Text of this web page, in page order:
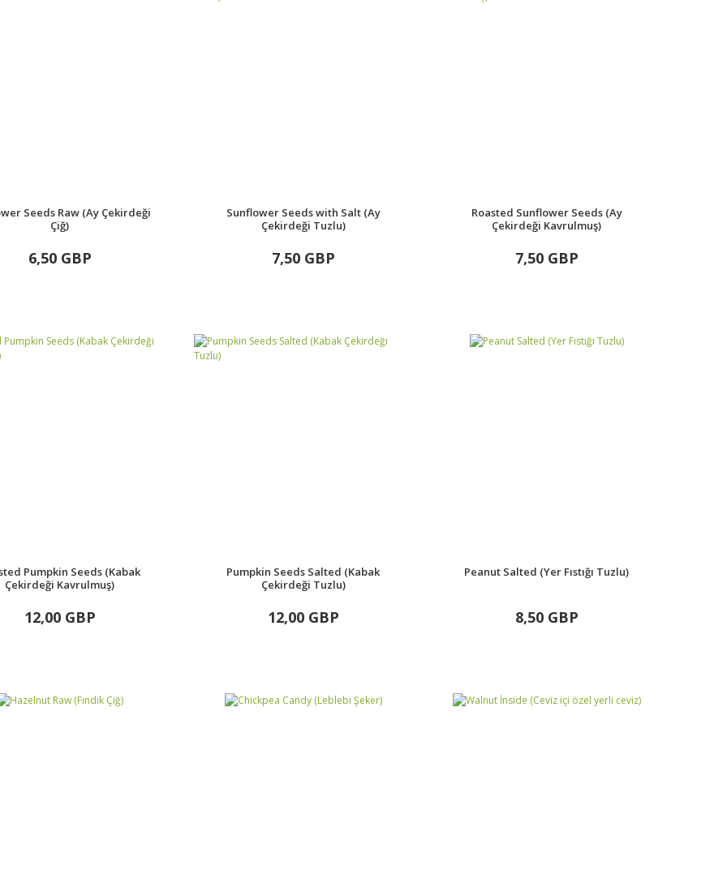
Seeds Raw (Ay Çekirdeği
Çiğ)
6,50 GBP
Sunflower Seeds with Salt (Ay
Çekirdeği Tuzlu)
7,50 GBP
Roasted Sunflower Seeds (Ay
Çekirdeği Kavrulmuş)
7,50 GBP
Pumpkin Seeds (Kabak
Çekirdeği Kavrulmuş)
12,00 GBP
Pumpkin Seeds Salted (Kabak
Çekirdeği Tuzlu)
12,00 GBP
Peanut Salted (Yer Fıstığı Tuzlu)
8,50 GBP